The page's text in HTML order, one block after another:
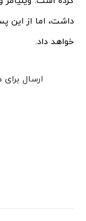
داشت، اما از این
خواهد داد.
ارسال